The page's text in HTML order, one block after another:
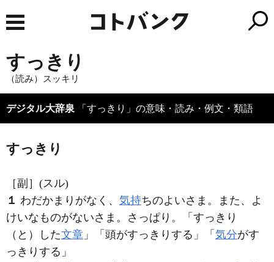
すっきり
（読み）スッキリ
デジタル大辞泉 「すっきり」の意味・読み・例文・類語
すっきり
［副］ (スル)
１ わだかまりがなく、 気持ちのよいさま。また、よ
けいなものがないさま。さっぱり。「 すっきり
（と）した文章 」「頭がすっきり する」「 気分がす
っきり する」